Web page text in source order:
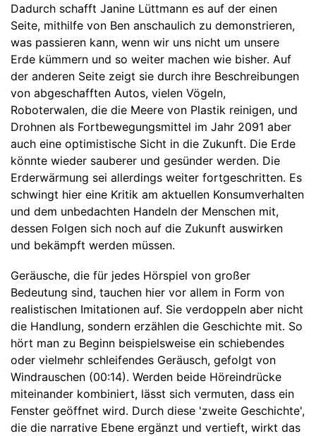
Dadurch schafft Janine Lüttmann es auf der einen
Seite, mithilfe von Ben anschaulich zu demonstrieren,
was passieren kann, wenn wir uns nicht um unsere
Erde kümmern und so weiter machen wie bisher. Auf
der anderen Seite zeigt sie durch ihre Beschreibungen
von abgeschafften Autos, vielen Vögeln,
Roboterwalen, die die Meere von Plastik reinigen, und
Drohnen als Fortbewegungsmittel im Jahr 2091 aber
auch eine optimistische Sicht in die Zukunft. Die Erde
könnte wieder sauberer und gesünder werden. Die
Erderwärmung sei allerdings weiter fortgeschritten. Es
schwingt hier eine Kritik am aktuellen Konsumverhalten
und dem unbedachten Handeln der Menschen mit,
dessen Folgen sich noch auf die Zukunft auswirken
und bekämpft werden müssen.
Geräusche, die für jedes Hörspiel von großer
Bedeutung sind, tauchen hier vor allem in Form von
realistischen Imitationen auf. Sie verdoppeln aber nicht
die Handlung, sondern erzählen die Geschichte mit. So
hört man zu Beginn beispielsweise ein schiebendes
oder vielmehr schleifendes Geräusch, gefolgt von
Windrauschen (00:14). Werden beide Höreindrücke
miteinander kombiniert, lässt sich vermuten, dass ein
Fenster geöffnet wird. Durch diese 'zweite Geschichte',
die die narrative Ebene ergänzt und vertieft, wirkt das